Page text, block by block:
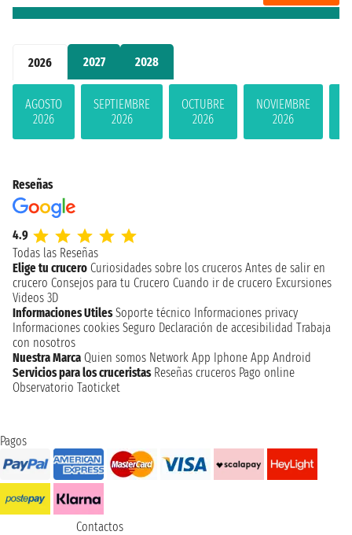
2026 2027 2028
AGOSTO
2026
SEPTIEMBRE
2026
OCTUBRE
2026
NOVIEMBRE
2026
Reseñas
4.9
Todas las Reseñas
Elige tu crucero Curiosidades sobre los cruceros Antes de salir en
crucero Consejos para tu Crucero Cuando ir de crucero Excursiones
Videos 3D
Informaciones Utiles Soporte técnico Informaciones privacy
Informaciones cookies Seguro Declaración de accesibilidad Trabaja
con nosotros
Nuestra Marca Quien somos Network App Iphone App Android
Servicios para los cruceristas Reseñas cruceros Pago online
Observatorio Taoticket
Pagos
Contactos